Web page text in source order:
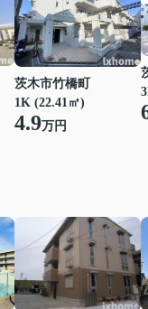
茨木市竹橋町
1K (22.41㎡)
4.9万円